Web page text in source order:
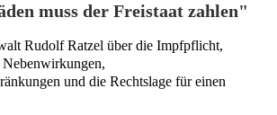
muss der Freistaat zahlen"
Rudolf Ratzel über die Impfpflicht,
und die Rechtslage für einen